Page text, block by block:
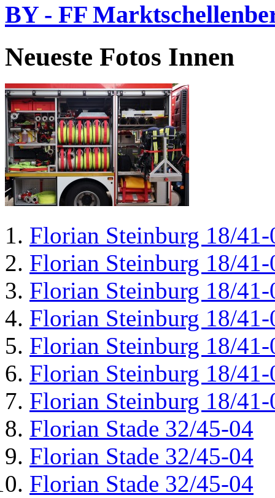
BY - FF
Neueste Fotos Innen
Florian Steinburg 18/41-
Florian Steinburg 18/41-
Florian Steinburg 18/41-
Florian Steinburg 18/41-
Florian Steinburg 18/41-
Florian Steinburg 18/41-
Florian Steinburg 18/41-
Florian Stade 32/45-04
Florian Stade 32/45-04
Florian Stade 32/45-04